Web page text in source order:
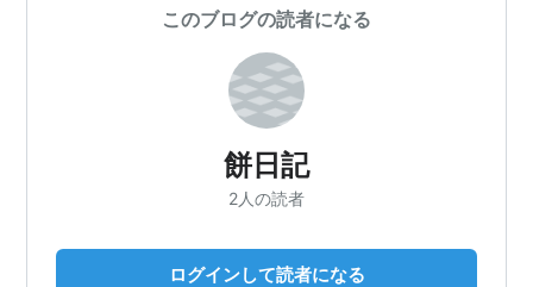
このブログの読者になる
餅日記
2人の読者
ログインして読者になる